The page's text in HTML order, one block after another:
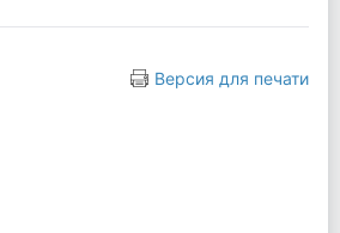
Версия для печати